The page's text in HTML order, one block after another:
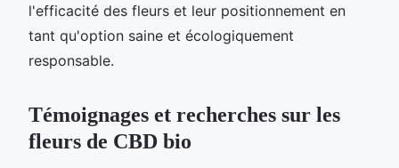
l'efficacité des fleurs et leur positionnement en
tant qu'option saine et écologiquement
responsable.
Témoignages et recherches sur les
fleurs de CBD bio